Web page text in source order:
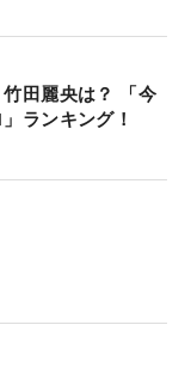
田麗央は？ 「今
ランキング！